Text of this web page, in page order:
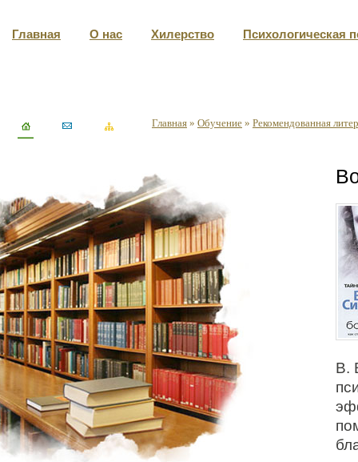
Главная О нас Хилерство Психологическая
Главная » Обучение » Рекомендованная
В.